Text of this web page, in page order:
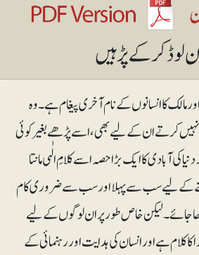
مالک کا انسانوں کے نام آخری پیغام ہے۔ وہ
کرتے ان کے لیے بھی، اسے پڑھے بغیر کوئی
کی آبادی کا ایک بڑا حصہ اسے کلامِ الٰہی مانتا
کے لیے سب سے پہلا اور سب سے ضروری کام
جائے۔لیکن خاص طور پر ان لوگوں کے لیے
کا کلام ہے اور انسان کی ہدایت اور رہنمائی کے